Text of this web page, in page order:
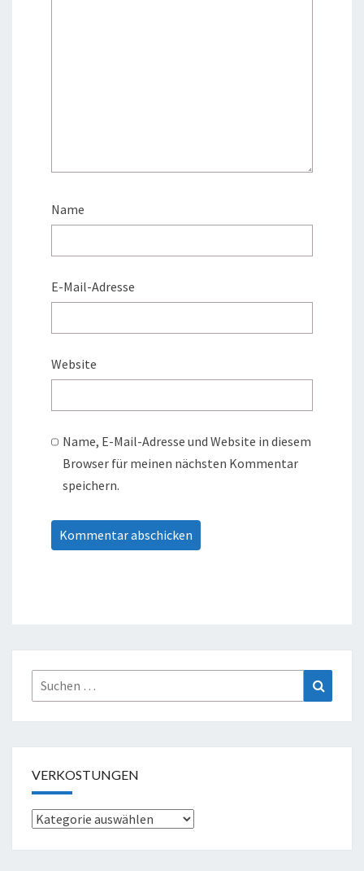
Name
E-Mail-Adresse
Website
Name, E-Mail-Adresse und Website in diesem
Browser für meinen nächsten Kommentar
speichern.
Suche
nach:
VERKOSTUNGEN
Verkostungen